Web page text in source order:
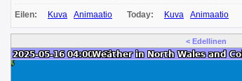
Eilen: Kuva Animaatio Today: Kuva Animaatio
< Edellinen